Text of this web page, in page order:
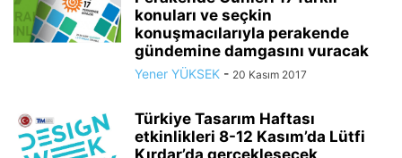
konuları ve seçkin
konuşmacılarıyla perakende
gündemine damgasını vuracak
Yener YÜKSEK - 20 Kasım 2017
Türkiye Tasarım Haftası
etkinlikleri 8-12 Kasım’da Lütfi
Kırdar’da gerçekleşecek